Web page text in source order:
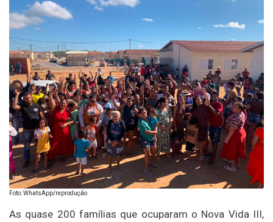
Foto: WhatsApp/reprodução
As quase 200 famílias que ocuparam o Nova Vida III,